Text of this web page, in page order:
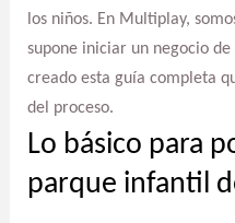
los niños. En Multiplay,
supone iniciar un negocio
creado esta guía completa
del proceso.
Lo básico para
parque infantil